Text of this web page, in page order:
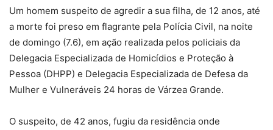
Um homem suspeito de agredir a sua filha, de 12 anos, até
a morte foi preso em flagrante pela Polícia Civil, na noite
de domingo (7.6), em ação realizada pelos policiais da
Delegacia Especializada de Homicídios e Proteção à
Pessoa (DHPP) e Delegacia Especializada de Defesa da
Mulher e Vulneráveis 24 horas de Várzea Grande.
O suspeito, de 42 anos, fugiu da residência onde